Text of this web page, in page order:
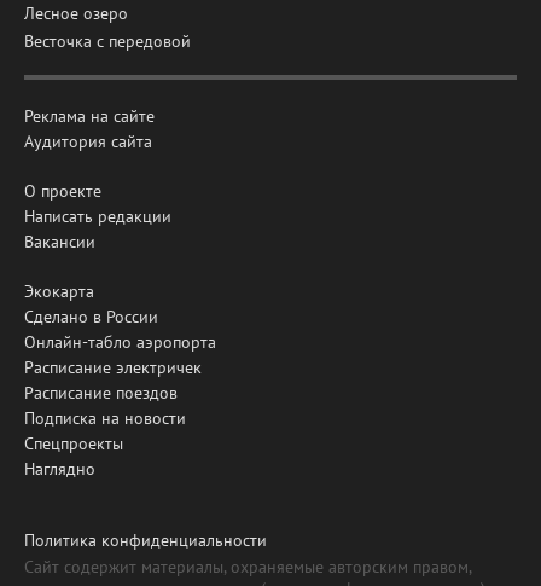
Лесное озеро
Весточка с передовой
Реклама на сайте
Аудитория сайта
О проекте
Написать редакции
Вакансии
Экокарта
Сделано в России
Онлайн-табло аэропорта
Расписание электричек
Расписание поездов
Подписка на новости
Спецпроекты
Наглядно
Политика конфиденциальности
Сайт содержит материалы, охраняемые авторским правом,